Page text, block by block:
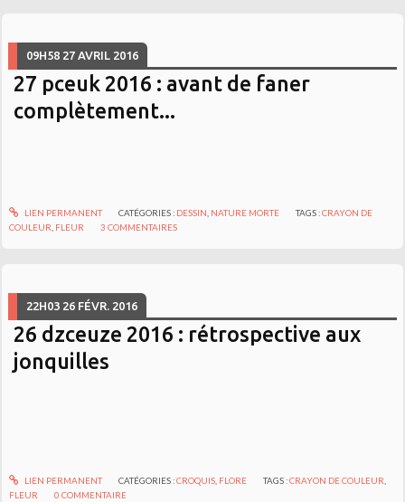
09H58 27 AVRIL 2016
27 pceuk 2016 : avant de faner
complètement...
LIEN PERMANENT CATÉGORIES : DESSIN NATURE MORTE TAGS :CRAYON DE
COULEUR FLEUR 3 COMMENTAIRES
22H03 26 FÉVR. 2016
26 dzceuze 2016 : rétrospective aux
jonquilles
LIEN PERMANENT CATÉGORIES :CROQUIS, FLORE TAGS :CRAYON DE COULEUR
FLEUR
0 COMMENTAIRE